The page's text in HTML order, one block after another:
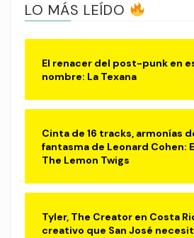
LO MÁS LEÍDO
El renacer del post-punk en
nombre: La Texana
Cinta de 16 tracks, armonías
fantasma de Leonard Cohen:
The Lemon Twigs
Tyler, The Creator en Costa
creativo que San José